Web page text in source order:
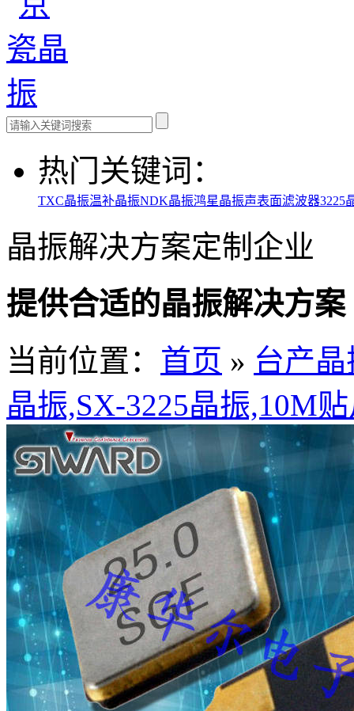
热门关键词：
TXC晶振温补晶振NDK晶振鸿星晶振声表面滤波器3225
晶振解决方案定制企业
提供合适的晶振解决方案
当前位置： 首页 » 台产晶
晶振,SX-3225晶振,10M